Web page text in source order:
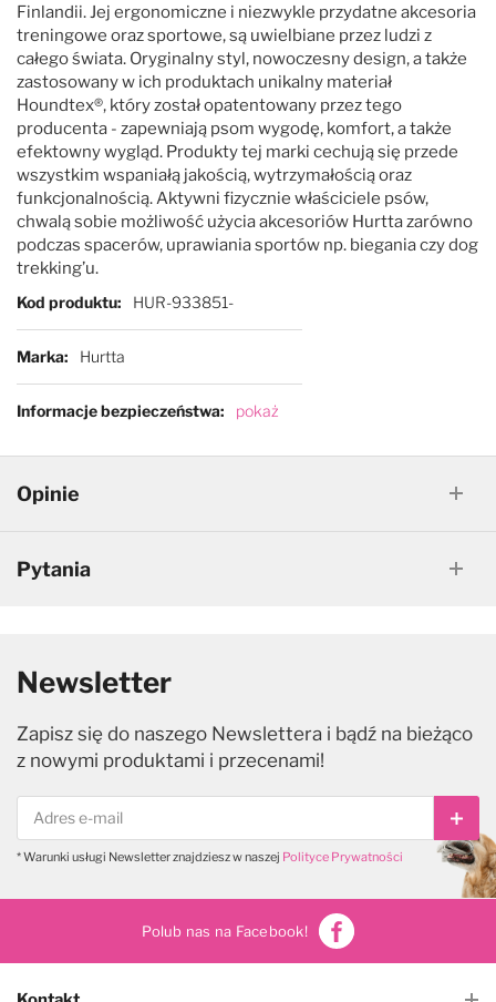
Finlandii. Jej ergonomiczne i niezwykle przydatne akcesoria
treningowe oraz sportowe, są uwielbiane przez ludzi z
całego świata. Oryginalny styl, nowoczesny design, a także
zastosowany w ich produktach unikalny materiał
Houndtex®, który został opatentowany przez tego
producenta - zapewniają psom wygodę, komfort, a także
efektowny wygląd. Produkty tej marki cechują się przede
wszystkim wspaniałą jakością, wytrzymałością oraz
funkcjonalnością. Aktywni fizycznie właściciele psów,
chwalą sobie możliwość użycia akcesoriów Hurtta zarówno
podczas spacerów, uprawiania sportów np. biegania czy dog
trekking’u.
Więcej informacji
Kod produktu HUR-933851-
Marka Hurtta
Informacje bezpieczeństwa pokaż
Opinie
Pytania
Newsletter
Zapisz się do naszego Newslettera i bądź na bieżąco
z nowymi produktami i przecenami!
* Warunki usługi Newsletter znajdziesz w naszej Polityce Prywatności
Polub nas na Facebook!